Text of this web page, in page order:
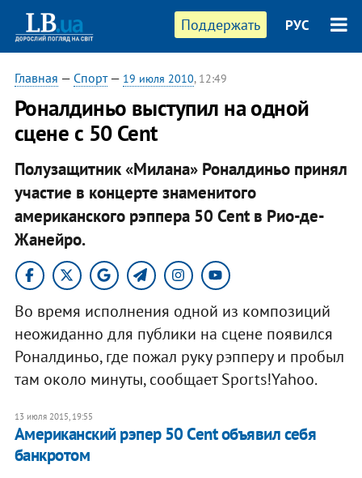
Поддержать РУС
Главная — Спорт— 19 июля 2010, 12:49
Роналдиньо выступил на одной
сцене с 50 Cent
Полузащитник «Милана» Роналдиньо принял
участие в концерте знаменитого
американского рэппера 50 Cent в Рио-де-
Жанейро.
Во время исполнения одной из композиций
неожиданно для публики на сцене появился
Роналдиньо, где пожал руку рэпперу и пробыл
там около минуты, сообщает Sports!Yahoo.
13 июля 2015, 19:55
Американский рэпер 50 Cent объявил себя
банкротом